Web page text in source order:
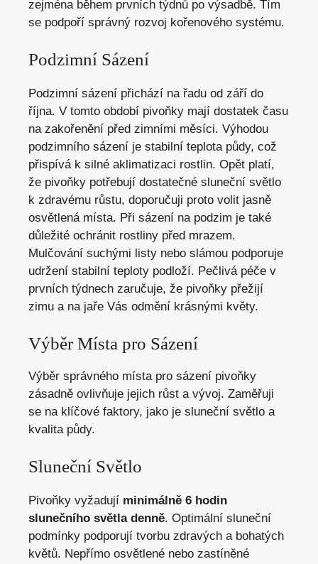
zejména během prvních týdnů po výsadbě. Tím
se podpoří správný rozvoj kořenového systému.
Podzimní Sázení
Podzimní sázení přichází na řadu od září do
října. V tomto období pivoňky mají dostatek času
na zakořenění před zimními měsíci. Výhodou
podzimního sázení je stabilní teplota půdy, což
přispívá k silné aklimatizaci rostlin. Opět platí,
že pivoňky potřebují dostatečné sluneční světlo
k zdravému růstu, doporučuji proto volit jasně
osvětlená místa. Při sázení na podzim je také
důležité ochránit rostliny před mrazem.
Mulčování suchými listy nebo slámou podporuje
udržení stabilní teploty podloží. Pečlivá péče v
prvních týdnech zaručuje, že pivoňky přežijí
zimu a na jaře Vás odmění krásnými květy.
Výběr Místa pro Sázení
Výběr správného místa pro sázení pivoňky
zásadně ovlivňuje jejich růst a vývoj. Zaměřuji
se na klíčové faktory, jako je sluneční světlo a
kvalita půdy.
Sluneční Světlo
Pivoňky vyžadují minimálně 6 hodin
slunečního světla denně. Optimální sluneční
podmínky podporují tvorbu zdravých a bohatých
květů. Nepřímo osvětlené nebo zastíněné